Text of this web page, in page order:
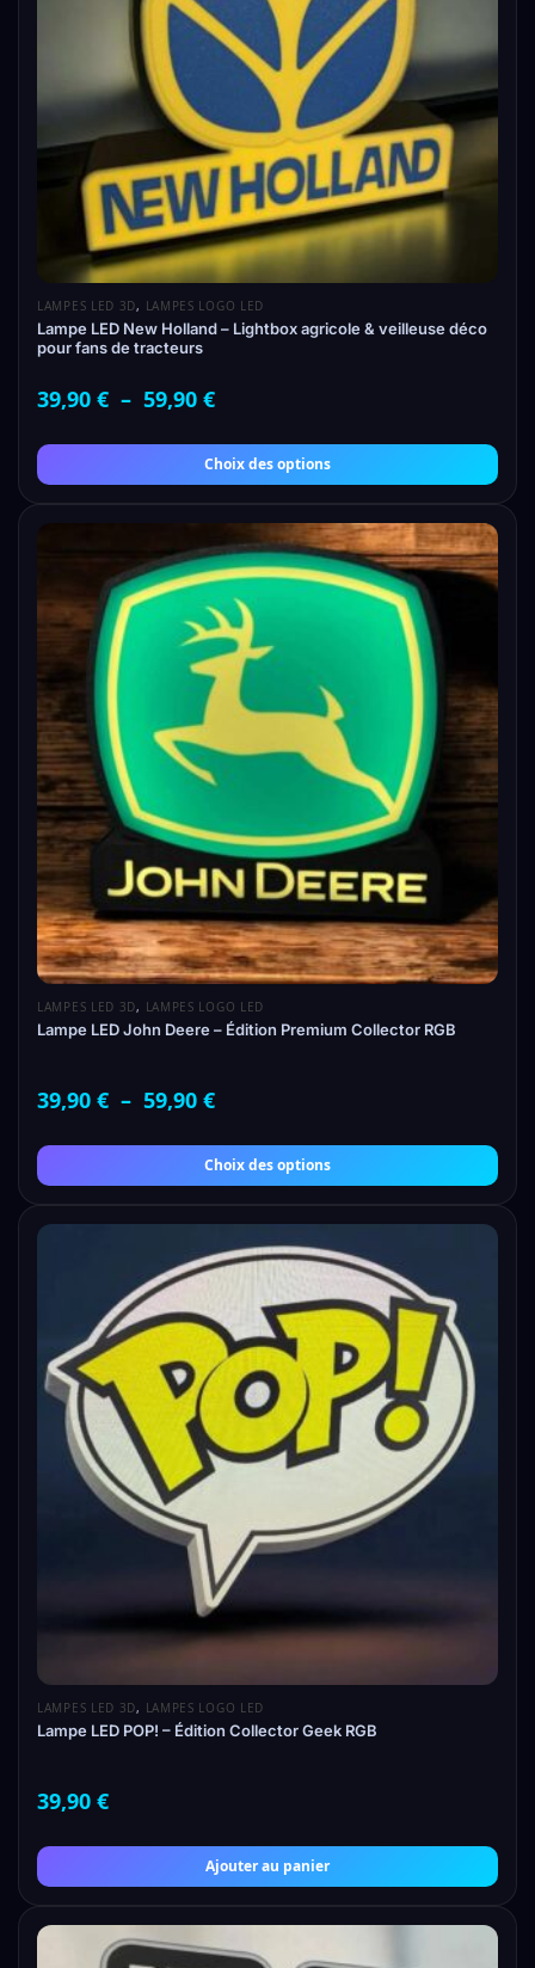
LAMPES LED 3D, LAMPES LOGO LED
Lampe LED New Holland – Lightbox agricole & veilleuse déco
pour fans de tracteurs
39,90 € – 59,90 €
Choix des options
LAMPES LED 3D, LAMPES LOGO LED
Lampe LED John Deere – Édition Premium Collector RGB
39,90 € – 59,90 €
Choix des options
LAMPES LED 3D, LAMPES LOGO LED
Lampe LED POP! – Édition Collector Geek RGB
39,90 €
Ajouter au panier